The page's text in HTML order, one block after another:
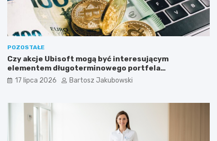
POZOSTAŁE
Czy akcje Ubisoft mogą być interesującym
elementem długoterminowego portfela
inwestycyjnego?
17 lipca 2026 Bartosz Jakubowski